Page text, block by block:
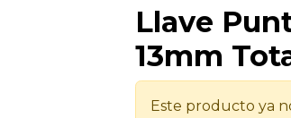
Llave
13mm
Este producto ya